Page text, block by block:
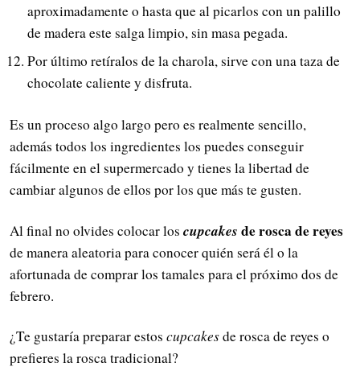
aproximadamente o hasta que al picarlos con un palillo
de madera este salga limpio, sin masa pegada.
Por último retíralos de la charola, sirve con una taza de
chocolate caliente y disfruta.
Es un proceso algo largo pero es realmente sencillo,
además todos los ingredientes los puedes conseguir
fácilmente en el supermercado y tienes la libertad de
cambiar algunos de ellos por los que más te gusten.
Al final no olvides colocar los cupcakes de rosca de reyes
de manera aleatoria para conocer quién será él o la
afortunada de comprar los tamales para el próximo dos de
febrero.
¿Te gustaría preparar estos cupcakesde rosca de reyes o
prefieres la rosca tradicional?